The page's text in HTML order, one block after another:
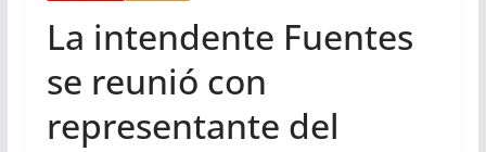
La intendente Fuentes
se reunió con
representante del